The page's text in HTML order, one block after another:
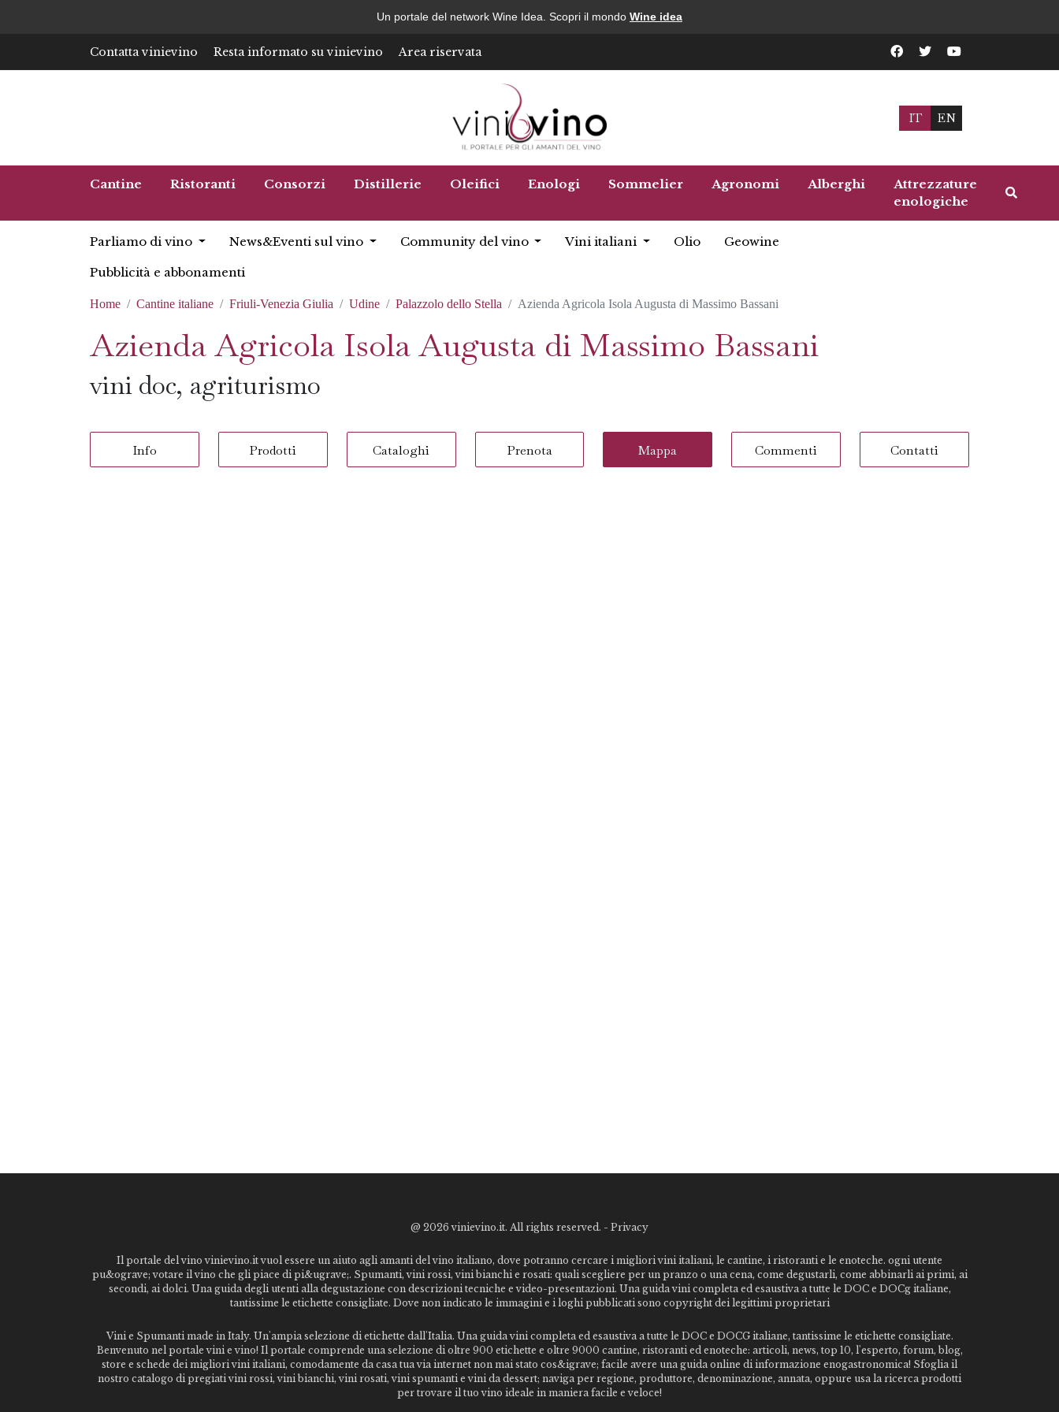
Un portale del network Wine Idea. Scopri il mondo Wine idea
Contatta vinievino Resta informato su vinievino Area riservata
IT EN
Cantine Ristoranti Consorzi Distillerie Oleifici Enologi Sommelier Agronomi Alberghi
Attrezzature
enologiche
Parliamo di vino News&Eventi sul vino Community del vino Vini italiani Olio Geowine
Pubblicità e abbonamenti
Home Cantine italiane Friuli-Venezia Giulia Udine Palazzolo dello Stella Azienda Agricola Isola Augusta di Massimo Bassani
Azienda Agricola Isola Augusta di Massimo Bassani
vini doc, agriturismo
Info Prodotti Cataloghi Prenota Mappa Commenti Contatti
@ 2026 vinievino.it. All rights reserved. - Privacy
Il portale del vino vinievino.it vuol essere un aiuto agli amanti del vino italiano, dove potranno cercare i migliori vini italiani, le cantine, i ristoranti e le enoteche. ogni utente
pu&ograve; votare il vino che gli piace di pi&ugrave;. Spumanti, vini rossi, vini bianchi e rosati: quali scegliere per un pranzo o una cena, come degustarli, come abbinarli ai primi, ai
secondi, ai dolci. Una guida degli utenti alla degustazione con descrizioni tecniche e video-presentazioni. Una guida vini completa ed esaustiva a tutte le DOC e DOCg italiane,
tantissime le etichette consigliate. Dove non indicato le immagini e i loghi pubblicati sono copyright dei legittimi proprietari
Vini e Spumanti made in Italy. Un'ampia selezione di etichette dall'Italia. Una guida vini completa ed esaustiva a tutte le DOC e DOCG italiane, tantissime le etichette consigliate.
Benvenuto nel portale vini e vino! Il portale comprende una selezione di oltre 900 etichette e oltre 9000 cantine, ristoranti ed enoteche: articoli, news, top 10, l'esperto, forum, blog,
store e schede dei migliori vini italiani, comodamente da casa tua via internet non mai stato cos&igrave; facile avere una guida online di informazione enogastronomica! Sfoglia il
nostro catalogo di pregiati vini rossi, vini bianchi, vini rosati, vini spumanti e vini da dessert; naviga per regione, produttore, denominazione, annata, oppure usa la ricerca prodotti
per trovare il tuo vino ideale in maniera facile e veloce!